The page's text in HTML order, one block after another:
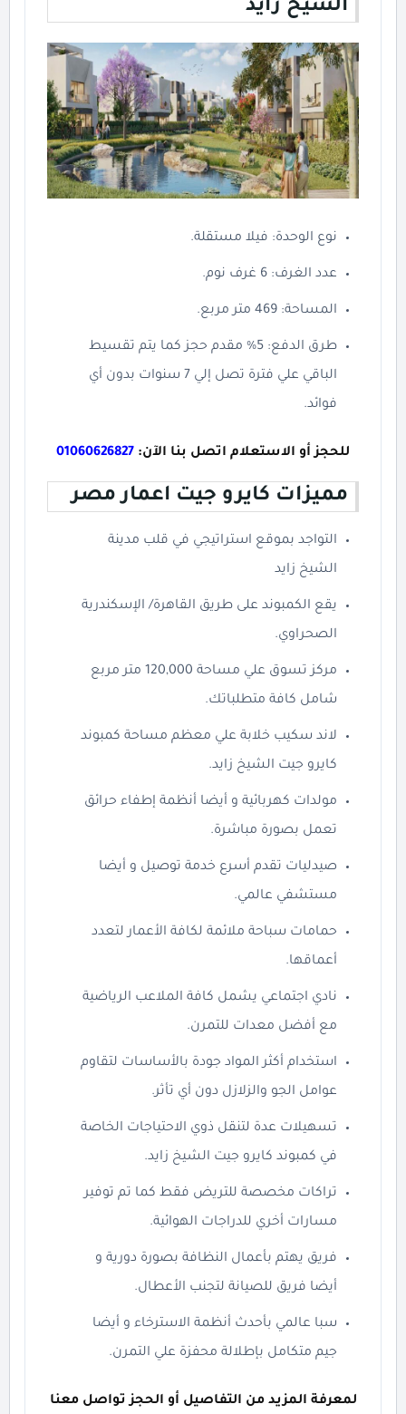
الشيخ زايد
نوع الوحدة: فيلا مستقلة.
عدد الغرف: 6 غرف نوم.
المساحة: 469 متر مربع.
طرق الدفع: 5% مقدم حجز كما يتم تقسيط
الباقي علي فترة تصل إلي 7 سنوات بدون أي
فوائد.
للحجز أو الاستعلام اتصل بنا الآن: 01060626827
مميزات كايرو جيت اعمار مصر
التواجد بموقع استراتيجي في قلب مدينة
الشيخ زايد
يقع الكمبوند على طريق القاهرة/ الإسكندرية
الصحراوي.
مركز تسوق علي مساحة 120,000 متر مربع
شامل كافة متطلباتك.
لاند سكيب خلابة علي معظم مساحة كمبوند
كايرو جيت الشيخ زايد.
مولدات كهربائية و أيضا أنظمة إطفاء حرائق
تعمل بصورة مباشرة.
صيدليات تقدم أسرع خدمة توصيل و أيضا
مستشفي عالمي.
حمامات سباحة ملائمة لكافة الأعمار لتعدد
أعماقها.
نادي اجتماعي يشمل كافة الملاعب الرياضية
مع أفضل معدات للتمرن.
استخدام أكثر المواد جودة بالأساسات لتقاوم
عوامل الجو والزلازل دون أي تأثر.
تسهيلات عدة لتنقل ذوي الاحتياجات الخاصة
في كمبوند كايرو جيت الشيخ زايد.
تراكات مخصصة للتريض فقط كما تم توفير
مسارات أخري للدراجات الهوائية.
فريق يهتم بأعمال النظافة بصورة دورية و
أيضا فريق للصيانة لتجنب الأعطال.
سبا عالمي بأحدث أنظمة الاسترخاء و أيضا
جيم متكامل بإطلالة محفزة علي التمرن.
لمعرفة المزيد من التفاصيل أو الحجز تواصل معنا